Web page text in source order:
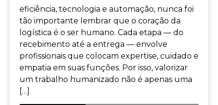
eficiência, tecnologia e automação, nunca foi
tão importante lembrar que o coração da
logística é o ser humano. Cada etapa — do
recebimento até a entrega — envolve
profissionais que colocam expertise, cuidado e
empatia em suas funções. Por isso, valorizar
um trabalho humanizado não é apenas uma
[…]